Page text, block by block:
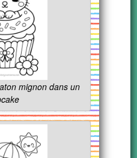
mignon dans un